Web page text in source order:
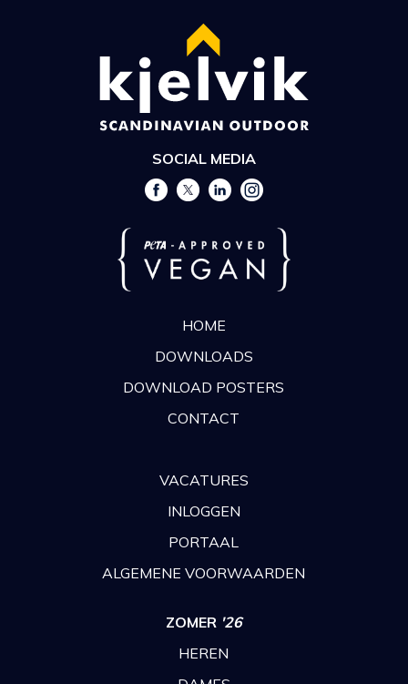
SOCIAL MEDIA
HOME
DOWNLOADS
DOWNLOAD POSTERS
CONTACT
VACATURES
INLOGGEN
PORTAAL
ALGEMENE VOORWAARDEN
ZOMER '26
HEREN